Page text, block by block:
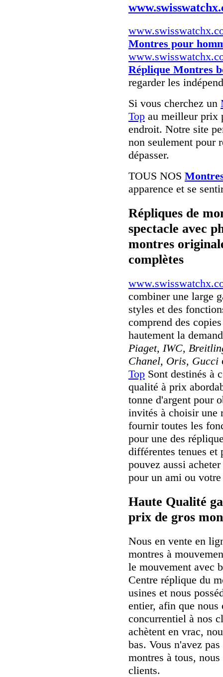
Montres pour
Réplique Montres
regarder les
Si vous cherchez un
Top au meilleur prix
endroit. Notre site
non seulement pour
dépasser.
TOUS NOS
apparence et se
Répliques de
spectacle avec
montres
complètes
combiner une large
styles et des
comprend des
hautement la
Piaget, IWC,
Chanel, Oris, Gucci
Top Sont destinés à
qualité à prix
tonne d'argent pour
invités à choisir une
fournir toutes les
pour une des
différentes tenues et
pouvez aussi
pour un ami ou
Haute Qualité
prix de gros
Nous en vente en
montres à
le mouvement avec
Centre réplique du
usines et nous
entier, afin que
concurrentiel à nos
achètent en vrac,
bas. Vous n'avez
montres à tous,
clients.